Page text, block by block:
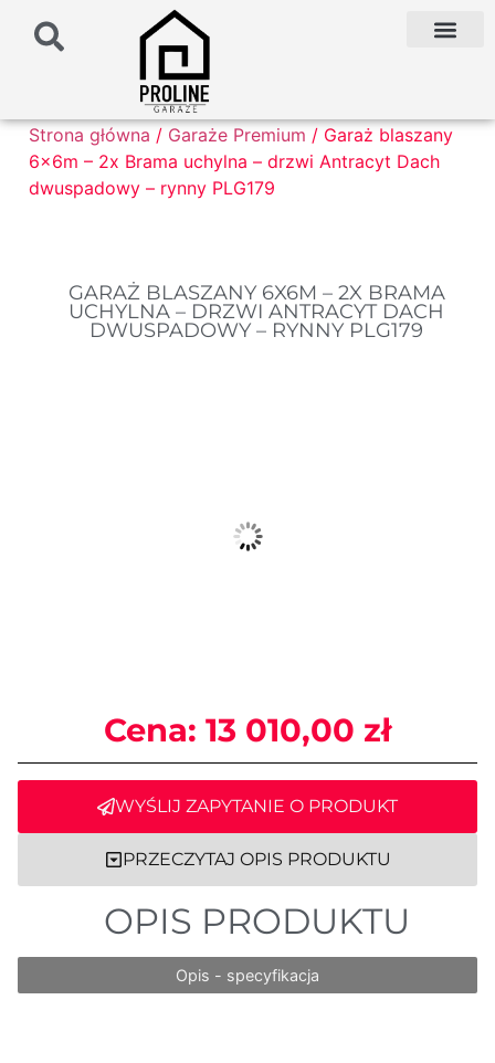
Strona główna / Garaże Premium / Garaż blaszany
6x6m – 2x Brama uchylna – drzwi Antracyt Dach
dwuspadowy – rynny PLG179
GARAŻ BLASZANY 6X6M – 2X BRAMA
UCHYLNA – DRZWI ANTRACYT DACH
DWUSPADOWY – RYNNY PLG179
Cena: 13 010,00 zł
WYŚLIJ ZAPYTANIE O PRODUKT
PRZECZYTAJ OPIS PRODUKTU
OPIS PRODUKTU
Opis - specyfikacja